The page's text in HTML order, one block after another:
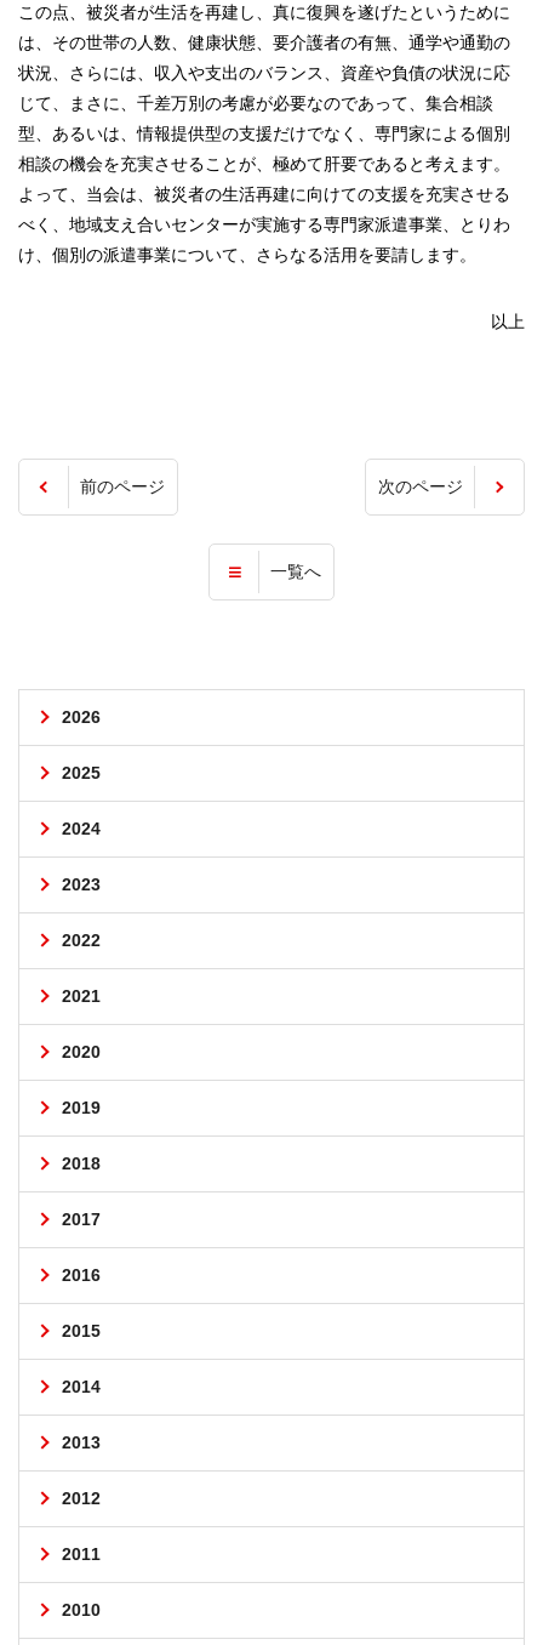
この点、被災者が生活を再建し、真に復興を遂げたというために
は、その世帯の人数、健康状態、要介護者の有無、通学や通勤の
状況、さらには、収入や支出のバランス、資産や負債の状況に応
じて、まさに、千差万別の考慮が必要なのであって、集合相談
型、あるいは、情報提供型の支援だけでなく、専門家による個別
相談の機会を充実させることが、極めて肝要であると考えます。
よって、当会は、被災者の生活再建に向けての支援を充実させる
べく、地域支え合いセンターが実施する専門家派遣事業、とりわ
け、個別の派遣事業について、さらなる活用を要請します。
以上
一覧へ
前のページ 次のページ
2026
2025
2024
2023
2022
2021
2020
2019
2018
2017
2016
2015
2014
2013
2012
2011
2010